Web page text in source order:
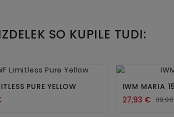
SO KUPILE TUDI:
 
PURE YELLOW IWM MARIA
27,93 €